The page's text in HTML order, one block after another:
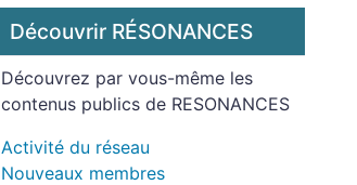
Découvrir RÉSONANCES
Découvrez par vous-même les
contenus publics de RESONANCES
Activité du réseau
Nouveaux membres